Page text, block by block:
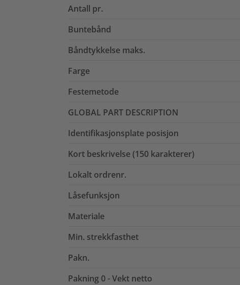
Antall pr.
Buntebånd
Båndtykkelse maks.
Farge
Festemetode
GLOBAL PART DESCRIPTION
Identifikasjonsplate posisjon
Kort beskrivelse (150 karakterer)
Lokalt ordrenr.
Låsefunksjon
Materiale
Min. strekkfasthet
Pakn.
Pakning 0 - Vekt netto